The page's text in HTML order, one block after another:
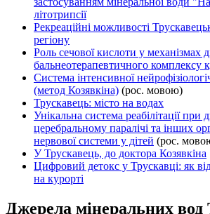
літотрипсії
Рекреаційні можливості
регіону
Роль сечової кислоти у механізмах
бальнеотерапевтичного комплексу
Система інтенсивної
(метод Козявкіна) (рос. мовою)
Трускавець: місто на водах
Унікальна система реабілітації при
церебральному паралічі та інших
нервової системи у дітей (рос.
У Трускавець, до доктора Козявкіна
Цифровий детокс у Трускавці: як
на курорті
Джерела мінеральних вод